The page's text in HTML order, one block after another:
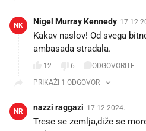
NK Nigel Murray Kennedy
Kakav naslov! Od svega
ambasada stradala.
12 6
ODGOVORITE
PRIKAŽI 1 ODGOVOR
NR nazzi raggazi 17.12.2024.
Trese se zemlja,diže se